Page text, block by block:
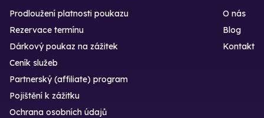
Prodloužení platnosti poukazu
Rezervace termínu
Dárkový poukaz na zážitek
O nás
Blog
Kontakt
Ceník služeb
Partnerský (affiliate) program
Pojištění k zážitku
Ochrana osobních údajů